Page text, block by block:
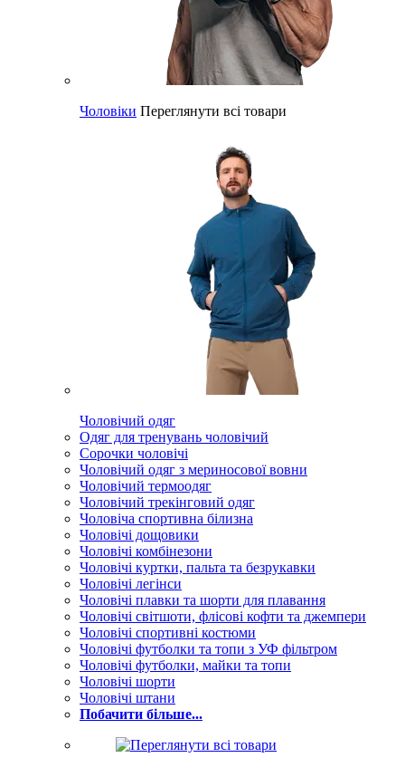
Чоловіки Переглянути всі товари
Чоловічий одяг
Одяг для тренувань чоловічий
Сорочки чоловічі
Чоловічий одяг з мериносової вовни
Чоловічий термоодяг
Чоловічий трекінговий одяг
Чоловіча спортивна білизна
Чоловічі дощовики
Чоловічі комбінезони
Чоловічі куртки, пальта та безрукавки
Чоловічі легінси
Чоловічі плавки та шорти для плавання
Чоловічі світшоти, флісові кофти та джемпери
Чоловічі спортивні костюми
Чоловічі футболки та топи з УФ фільтром
Чоловічі футболки, майки та топи
Чоловічі шорти
Чоловічі штани
Побачити більше...